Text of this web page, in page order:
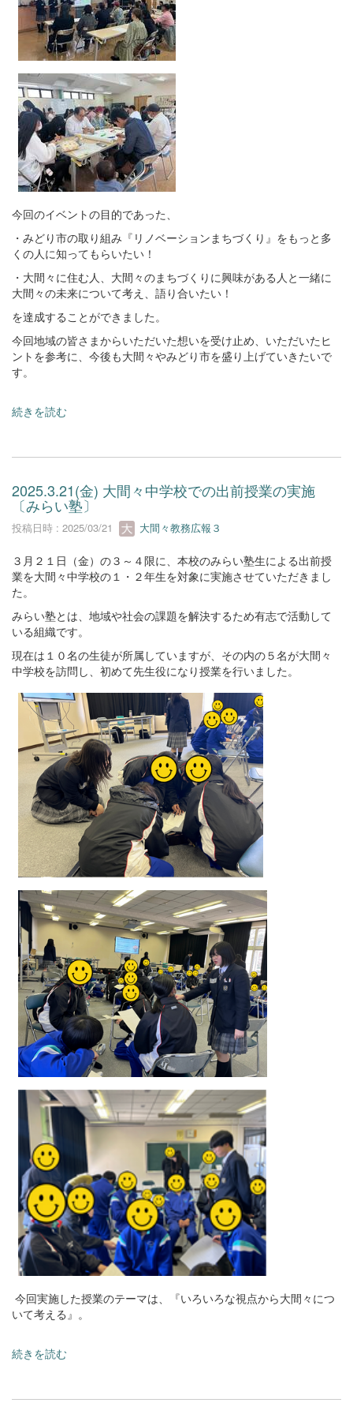
今回のイベントの目的であった、
・みどり市の取り組み『リノベーションまちづくり』をもっと多
くの人に知ってもらいたい！
・大間々に住む人、大間々のまちづくりに興味がある人と一緒に
大間々の未来について考え、語り合いたい！
を達成することができました。
今回地域の皆さまからいただいた想いを受け止め、いただいたヒ
ントを参考に、今後も大間々やみどり市を盛り上げていきたいで
す。
続きを読む
2025.3.21(金) 大間々中学校での出前授業の実施
〔みらい塾〕
投稿日時 : 2025/03/21 大間々教務広報３
３月２１日（金）の３～４限に、本校のみらい塾生による出前授
業を大間々中学校の１・２年生を対象に実施させていただきまし
た。
みらい塾とは、地域や社会の課題を解決するため有志で活動して
いる組織です。
現在は１０名の生徒が所属していますが、その内の５名が大間々
中学校を訪問し、初めて先生役になり授業を行いました。
今回実施した授業のテーマは、『いろいろな視点から大間々につ
いて考える』。
続きを読む